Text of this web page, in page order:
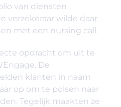
van diensten
verzekeraar wilde daar
met een nursing call.
opdracht om uit te
De
klanten in naam
op om te polsen naar
Tegelijk maakten ze